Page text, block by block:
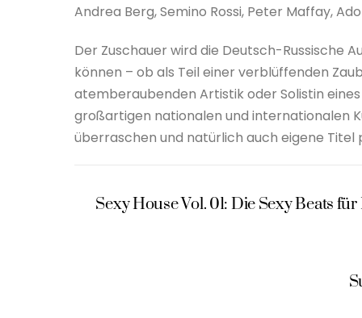
Andrea Berg, Semino Rossi, Peter Maffay,
Der Zuschauer wird die Deutsch-Russische
können – ob als Teil einer verblüffenden
atemberaubenden Artistik oder Solistin
großartigen nationalen und internationalen
überraschen und natürlich auch eigene Titel
Sexy House Vol. 01: Die Sexy Beats